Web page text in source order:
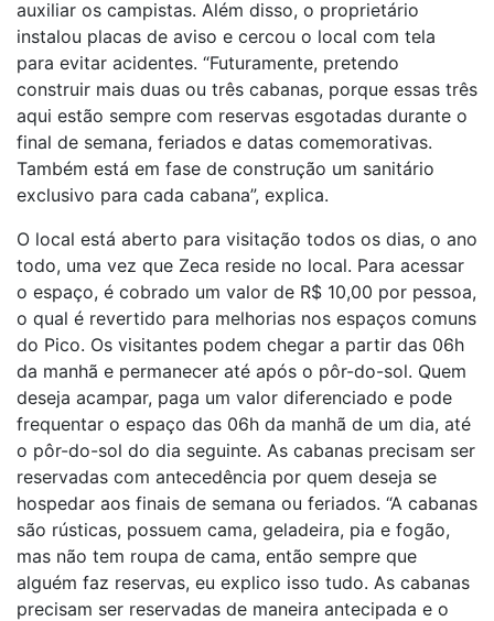
auxiliar os campistas. Além disso, o proprietário
instalou placas de aviso e cercou o local com tela
para evitar acidentes. “Futuramente, pretendo
construir mais duas ou três cabanas, porque essas três
aqui estão sempre com reservas esgotadas durante o
final de semana, feriados e datas comemorativas.
Também está em fase de construção um sanitário
exclusivo para cada cabana”, explica.
O local está aberto para visitação todos os dias, o ano
todo, uma vez que Zeca reside no local. Para acessar
o espaço, é cobrado um valor de R$ 10,00 por pessoa,
o qual é revertido para melhorias nos espaços comuns
do Pico. Os visitantes podem chegar a partir das 06h
da manhã e permanecer até após o pôr-do-sol. Quem
deseja acampar, paga um valor diferenciado e pode
frequentar o espaço das 06h da manhã de um dia, até
o pôr-do-sol do dia seguinte. As cabanas precisam ser
reservadas com antecedência por quem deseja se
hospedar aos finais de semana ou feriados. “A cabanas
são rústicas, possuem cama, geladeira, pia e fogão,
mas não tem roupa de cama, então sempre que
alguém faz reservas, eu explico isso tudo. As cabanas
precisam ser reservadas de maneira antecipada e o